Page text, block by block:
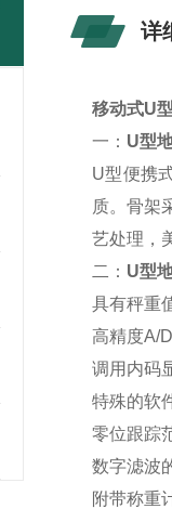
详
移动式U
一： U型
U型便携
质。骨架
艺处理，
二： U型
具有秤重
高精度A/
调用内码
特殊的软
零位跟踪
数字滤波
附带称重